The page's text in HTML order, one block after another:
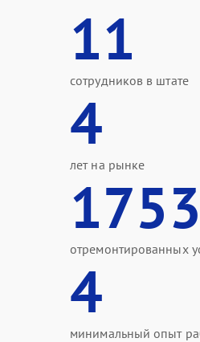
11
сотрудников в штате
4
лет на рынке
1753
отремонтированных
4
минимальный опыт